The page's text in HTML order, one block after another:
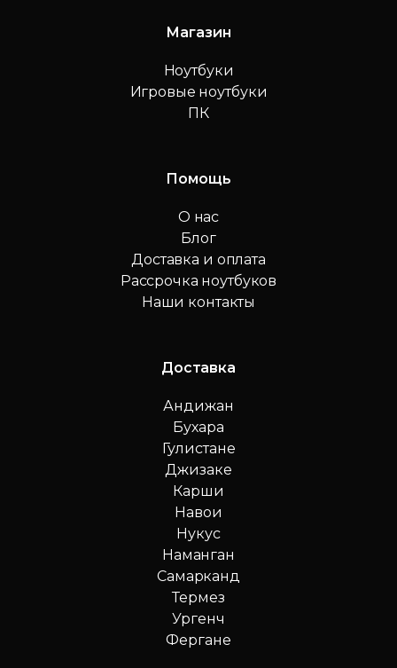
Магазин
Ноутбуки
Игровые ноутбуки
ПК
Помощь
О нас
Блог
Доставка и оплата
Рассрочка ноутбуков
Наши контакты
Доставка
Андижан
Бухара
Гулистане
Джизаке
Карши
Навои
Нукус
Наманган
Самарканд
Термез
Ургенч
Фергане